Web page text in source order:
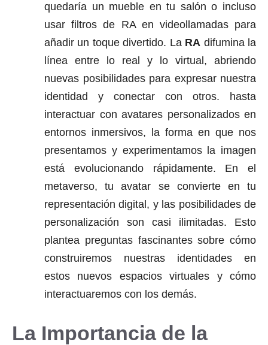
quedaría un mueble en tu salón o incluso
usar filtros de RA en videollamadas para
añadir un toque divertido. LaRA difumina la
línea entre lo real y lo virtual, abriendo
nuevas posibilidades para expresar nuestra
identidad y conectar con otros. hasta
interactuar con avatares personalizados en
entornos inmersivos, la forma en que nos
presentamos y experimentamos la imagen
está evolucionando rápidamente. En el
metaverso, tu avatar se convierte en tu
representación digital, y las posibilidades de
personalización son casi ilimitadas. Esto
plantea preguntas fascinantes sobre cómo
construiremos nuestras identidades en
estos nuevos espacios virtuales y cómo
interactuaremos con los demás.
La Importancia de la